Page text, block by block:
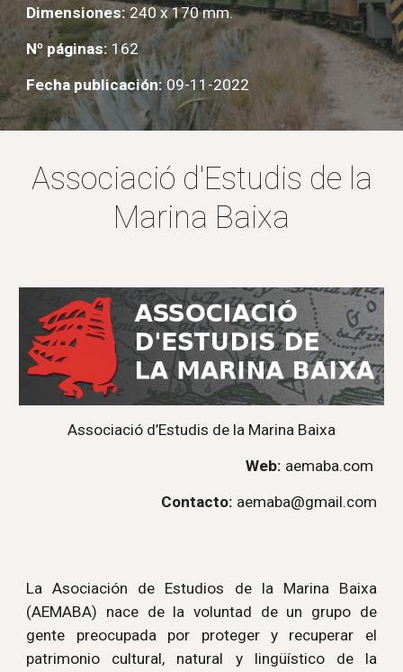
Dimensiones:240 x 170 mm.
Nº páginas: 162
Fecha publicación: 09-11-2022
Associació d'Estudis de la
Marina Baixa
Associació d’Estudis de la Marina Baixa
Web: aemaba.com
Contacto: aemaba@gmail.com
La Asociación de Estudios de la Marina Baixa
(AEMABA) nace de la voluntad de un grupo de
gente preocupada por proteger y recuperar el
patrimonio cultural, natural y lingüístico de la